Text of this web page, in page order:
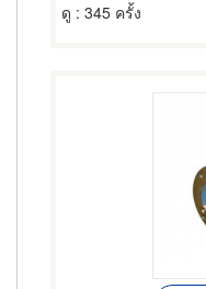
ดู : 345 ครั้ง